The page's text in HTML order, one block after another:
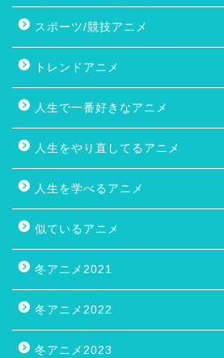
スポーツ/競技アニメ
トレンドアニメ
人生で一番好きなアニメ
人生をやり直してるアニメ
人生を学べるアニメ
似ているアニメ
冬アニメ2021
冬アニメ2022
冬アニメ2023